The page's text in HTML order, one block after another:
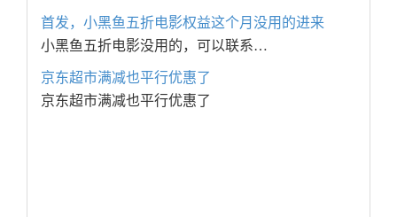
首发，小黑鱼五折电影权益这个月没用的进来
小黑鱼五折电影没用的，可以联系…
京东超市满减也平行优惠了
京东超市满减也平行优惠了